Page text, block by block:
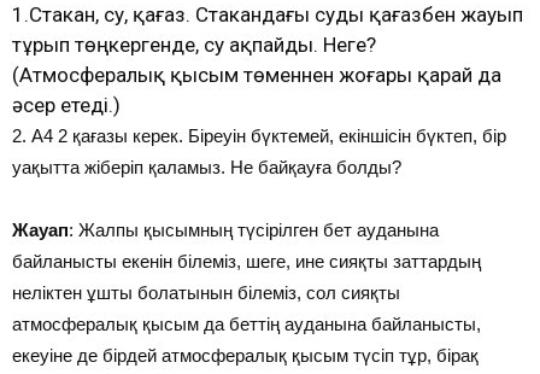
1.Стакан, су, қағаз. Стакандағы суды қағазбен жауып
тұрып төңкергенде, су ақпайды. Неге?
(Атмосфералық қысым төменнен жоғары қарай да
әсер етеді.)
2. А4 2 қағазы керек. Біреуін бүктемей, екіншісін бүктеп, бір
уақытта жіберіп қаламыз. Не байқауға болды?
Жауап: Жалпы қысымның түсірілген бет ауданына
байланысты екенін білеміз, шеге, ине сияқты заттардың
неліктен ұшты болатынын білеміз, сол сияқты
атмосфералық қысым да беттің ауданына байланысты,
екеуіне де бірдей атмосфералық қысым түсіп тұр, бірақ